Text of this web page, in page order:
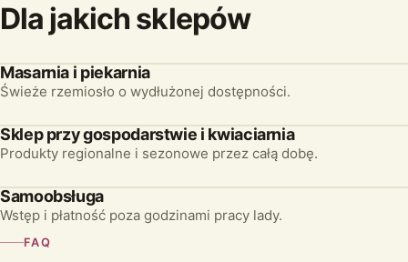
Dla jakich sklepów
Masarnia i piekarnia
Świeże rzemiosło o wydłużonej dostępności.
Sklep przy gospodarstwie i kwiaciarnia
Produkty regionalne i sezonowe przez całą dobę.
Samoobsługa
Wstęp i płatność poza godzinami pracy lady.
FAQ